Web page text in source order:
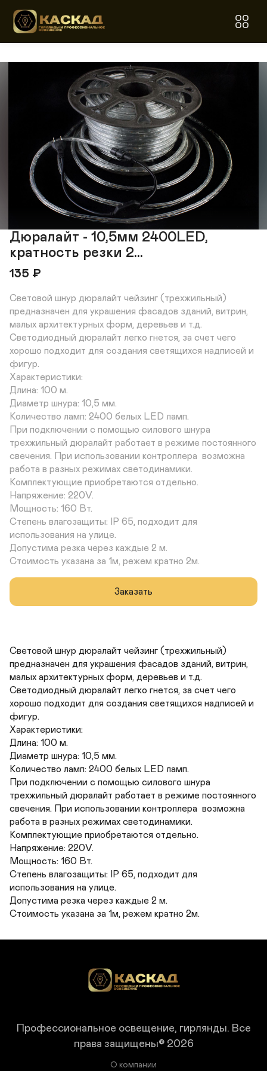
Дюралайт - 10,5мм 2400LED,
кратность резки 2...
135 ₽
Световой шнур дюралайт чейзинг (трехжильный)
предназначен для украшения фасадов зданий, витрин,
малых архитектурных форм, деревьев и т.д.
Светодиодный дюралайт легко гнется, за счет чего
хорошо подходит для создания светящихся надписей и
фигур.
Характеристики:
Длина: 100 м.
Диаметр шнура: 10,5 мм.
Количество ламп: 2400 белых LED ламп.
При подключении с помощью силового шнура
трехжильный дюралайт работает в режиме постоянного
свечения. При использовании контроллера  возможна
работа в разных режимах светодинамики.
Комплектующие приобретаются отдельно.
Напряжение: 220V.
Мощность: 160 Вт.
Степень влагозащиты: IP 65, подходит для
использования на улице.
Допустима резка через каждые 2 м.
Стоимость указана за 1м, режем кратно 2м.
Заказать
Световой шнур дюралайт чейзинг (трехжильный)
предназначен для украшения фасадов зданий, витрин,
малых архитектурных форм, деревьев и т.д.
Светодиодный дюралайт легко гнется, за счет чего
хорошо подходит для создания светящихся надписей и
фигур.
Характеристики:
Длина: 100 м.
Диаметр шнура: 10,5 мм.
Количество ламп: 2400 белых LED ламп.
При подключении с помощью силового шнура
трехжильный дюралайт работает в режиме постоянного
свечения. При использовании контроллера  возможна
работа в разных режимах светодинамики.
Комплектующие приобретаются отдельно.
Напряжение: 220V.
Мощность: 160 Вт.
Степень влагозащиты: IP 65, подходит для
использования на улице.
Допустима резка через каждые 2 м.
Стоимость указана за 1м, режем кратно 2м.
Профессиональное освещение, гирлянды. Все
права защищены© 2026
О компании